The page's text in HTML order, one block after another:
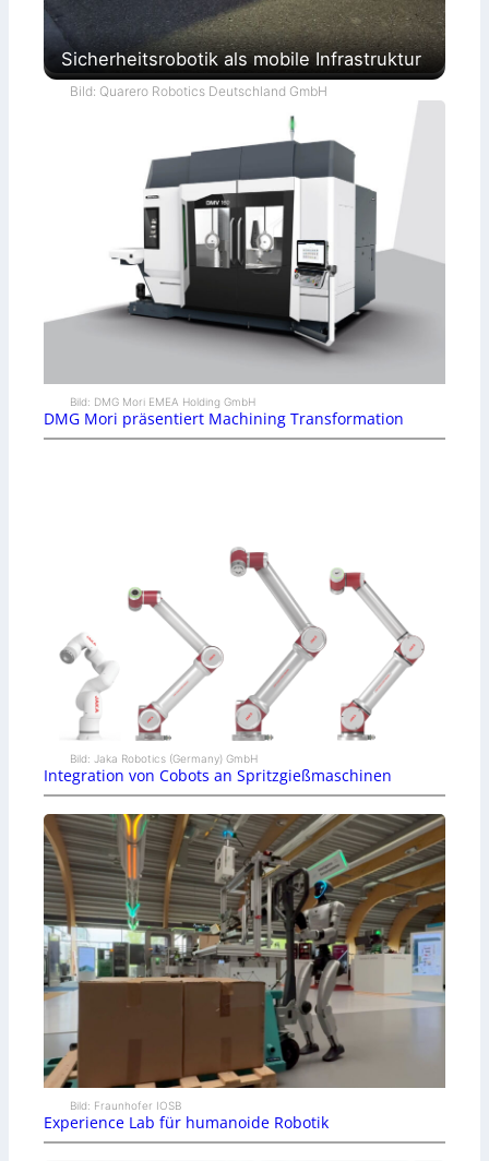
Sicherheitsrobotik als mobile Infrastruktur
Bild: Quarero Robotics Deutschland GmbH
Bild: DMG Mori EMEA Holding GmbH
DMG Mori präsentiert Machining Transformation
Bild: Jaka Robotics (Germany) GmbH
Integration von Cobots an Spritzgießmaschinen
Bild: Fraunhofer IOSB
Experience Lab für humanoide Robotik